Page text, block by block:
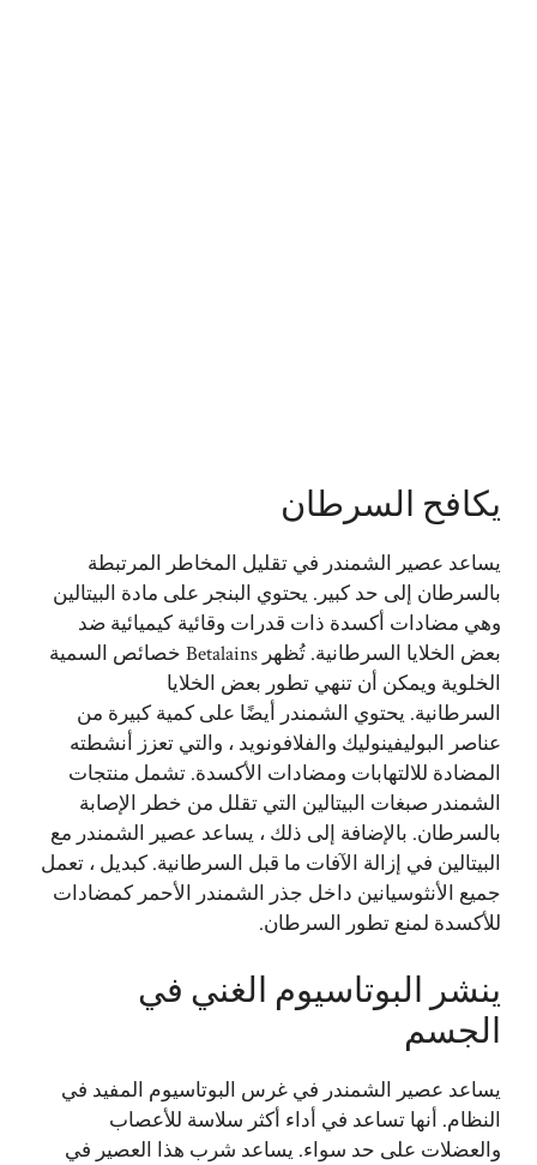
يكافح السرطان
يساعد عصير الشمندر في تقليل المخاطر المرتبطة
بالسرطان إلى حد كبير. يحتوي البنجر على مادة البيتالين
وهي مضادات أكسدة ذات قدرات وقائية كيميائية ضد
بعض الخلايا السرطانية. تُظهر Betalains خصائص السمية
الخلوية ويمكن أن تنهي تطور بعض الخلايا
السرطانية. يحتوي الشمندر أيضًا على كمية كبيرة من
عناصر البوليفينوليك والفلافونويد ، والتي تعزز أنشطته
المضادة للالتهابات ومضادات الأكسدة. تشمل منتجات
الشمندر صبغات البيتالين التي تقلل من خطر الإصابة
بالسرطان. بالإضافة إلى ذلك ، يساعد عصير الشمندر مع
البيتالين في إزالة الآفات ما قبل السرطانية. كبديل ، تعمل
جميع الأنثوسيانين داخل جذر الشمندر الأحمر كمضادات
للأكسدة لمنع تطور السرطان.
ينشر البوتاسيوم الغني في
الجسم
يساعد عصير الشمندر في غرس البوتاسيوم المفيد في
النظام. أنها تساعد في أداء أكثر سلاسة للأعصاب
والعضلات على حد سواء. يساعد شرب هذا العصير في